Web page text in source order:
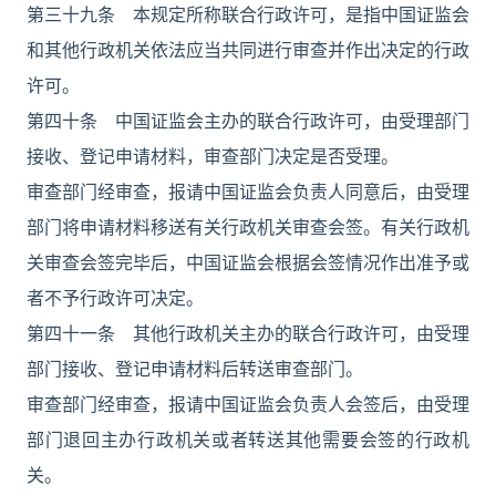
第三十九条 本规定所称联合行政许可，是指中国证监会
和其他行政机关依法应当共同进行审查并作出决定的行政
许可。
第四十条 中国证监会主办的联合行政许可，由受理部门
接收、登记申请材料，审查部门决定是否受理。
审查部门经审查，报请中国证监会负责人同意后，由受理
部门将申请材料移送有关行政机关审查会签。有关行政机
关审查会签完毕后，中国证监会根据会签情况作出准予或
者不予行政许可决定。
第四十一条 其他行政机关主办的联合行政许可，由受理
部门接收、登记申请材料后转送审查部门。
审查部门经审查，报请中国证监会负责人会签后，由受理
部门退回主办行政机关或者转送其他需要会签的行政机
关。